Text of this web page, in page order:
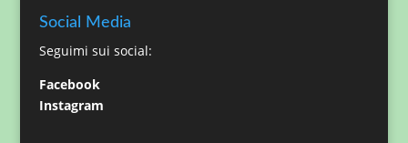
Social Media
Seguimi sui social:
Facebook
Instagram